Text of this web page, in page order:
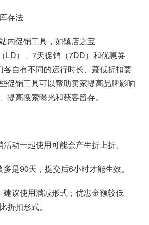
存法
内促销工具，如镇店之宝
LD）、7天促销（7DD）和优惠券
各自有不同的运行时长、蕞低折扣要
促销工具可以帮助卖家提高品牌影响
提高搜索曝光和获客留存。
动一起使用可能会产生折上折。
是90天，提交后6小时才能生效。
建议使用满减形式；优惠金额较低
折扣形式。